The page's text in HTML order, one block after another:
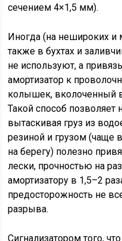
сечением 4×1,5 мм).
Иногда (на нешироких
также в бухтах и
не используют, а
амортизатор к
колышек, вколоченный
Такой способ позволяет
вытаскивая груз из
резиной и грузом (чаще
на берегу) полезно
лески, прочностью на
амортизатору в 1,5–2
предосторожность не
разрыва.
Сигнализатором того,